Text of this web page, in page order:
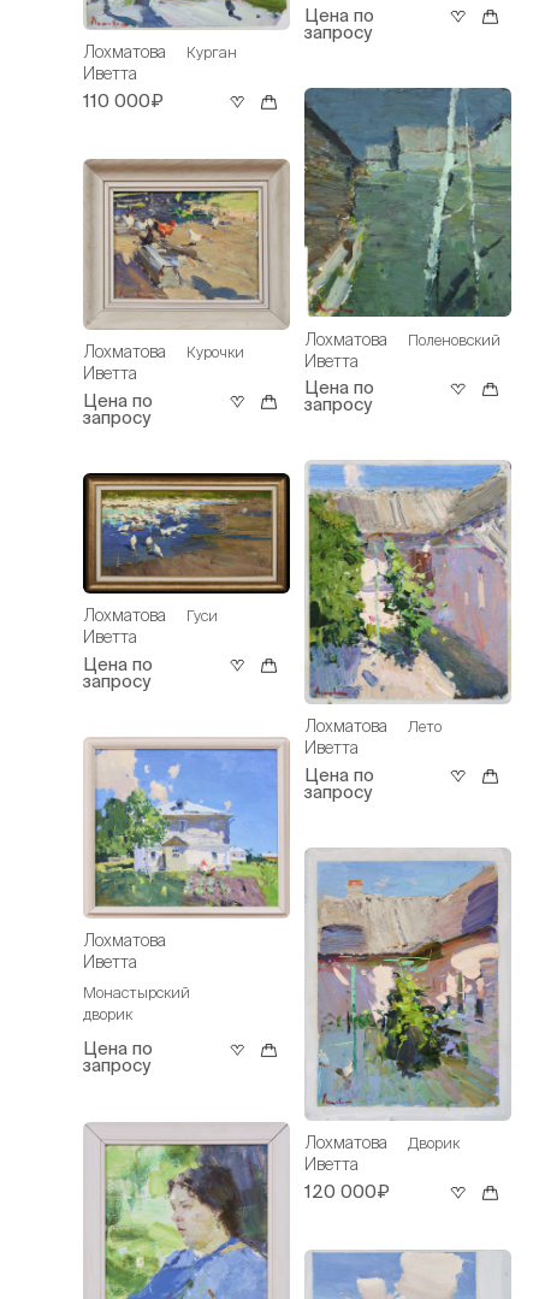
Лохматова
Иветта
Курган
110 000₽
Лохматова
Иветта
Курочки
Цена по
запросу
Лохматова
Иветта
Гуси
Цена по
запросу
Лохматова
Иветта
Монастырский
дворик
Цена по
запросу
Цена по
запросу
Лохматова
Иветта
Поленовский
Цена по
запросу
Лохматова
Иветта
Лето
Цена по
запросу
Лохматова
Иветта
Дворик
120 000₽